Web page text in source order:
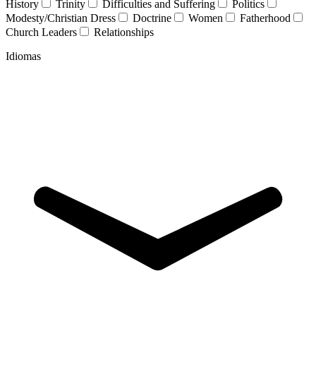
History Trinity Difficulties and Suffering
Politics
Modesty/Christian Dress
Doctrine Women
Fatherhood
Church Leaders
Relationships
Idiomas